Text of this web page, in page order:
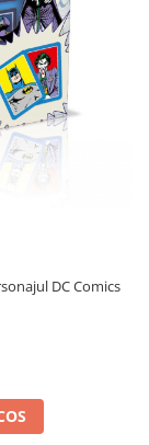
DC Comics